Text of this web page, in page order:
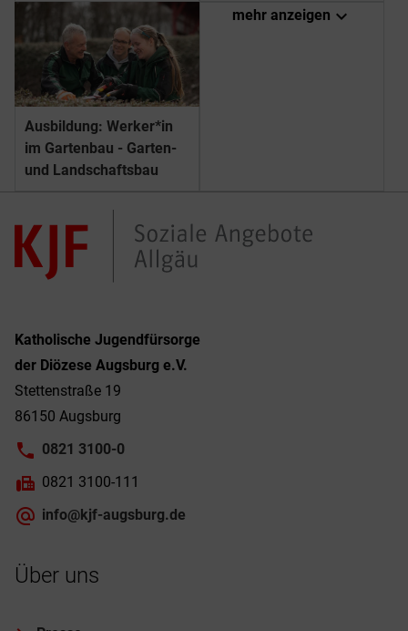
Ausbildung: Werker*in
im Gartenbau - Garten-
und Landschaftsbau
mehr anzeigen expand_more
Katholische Jugendfürsorge
der Diözese Augsburg e.V.
Stettenstraße 19
86150 Augsburg
0821 3100-0
0821 3100-111
info@kjf-augsburg.de
Über uns